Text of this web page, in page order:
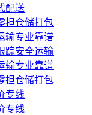
配送
担仓储打包
输专业靠谱
踪安全运输
输专业靠谱
担仓储打包
专线
专线